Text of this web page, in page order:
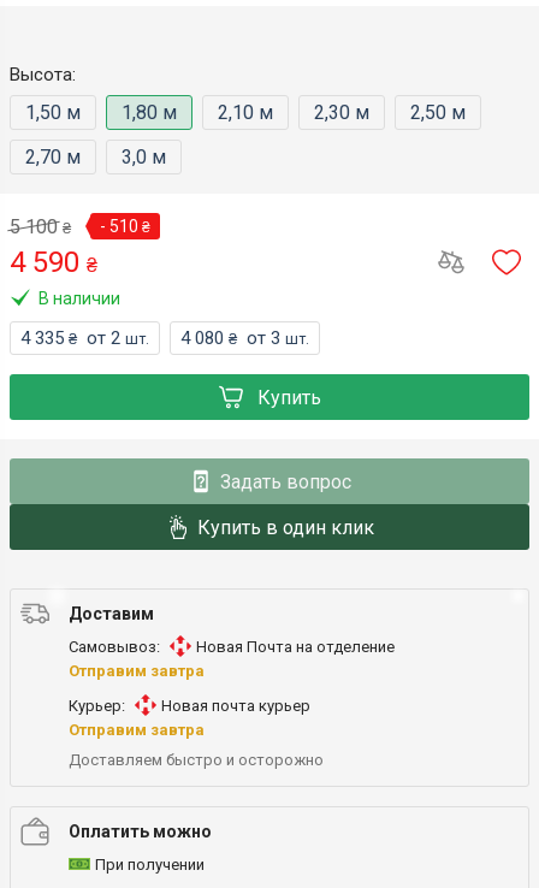
Высота:
1,50 м 1,80 м 2,10 м 2,30 м
2,50 м
2,70 м
3,0 м
5 100 ₴ - 510 ₴
4 590 ₴
В наличии
4 335 ₴ от 2 шт. 4 080 ₴ от 3 шт.
Купить
Задать вопрос
Купить в один клик
Доставим
Самовывоз:
Новая Почта на отделение
Отправим завтра
Курьер:
Новая почта курьер
Отправим завтра
Доставляем быстро и осторожно
Оплатить можно
При получении